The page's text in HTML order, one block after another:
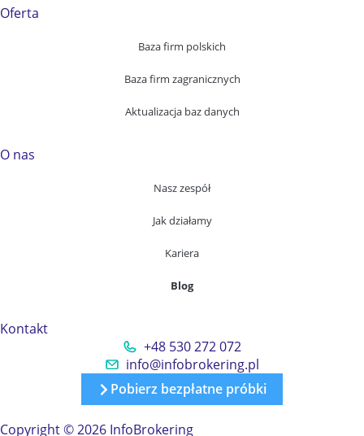
Oferta
Baza firm polskich
Baza firm zagranicznych
Aktualizacja baz danych
O nas
Nasz zespół
Jak działamy
Kariera
Blog
Kontakt
+48 530 272 072
info@infobrokering.pl
Pobierz bezpłatne próbki
Copyright © 2026 InfoBrokering